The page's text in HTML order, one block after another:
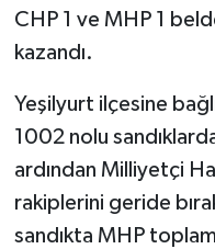
CHP 1 ve MHP 1
kazandı.
Yeşilyurt ilçesine
1002 nolu sandıklarda
ardından Milliyetçi
rakiplerini geride
sandıkta MHP